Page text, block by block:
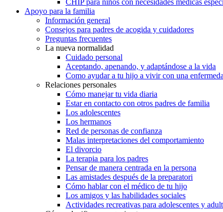
Apoyo para la familia
Información general
Consejos para padres de acogida y cuidadores
Preguntas frecuentes
La nueva normalidad
Cuidado personal
Aceptando, apenando, y adaptándose a la vida
Como ayudar a tu hijo a vivir con una
Relaciones personales
Cómo manejar tu vida diaria
Estar en contacto con otros padres de familia
Los adolescentes
Los hermanos
Red de personas de confianza
Malas interpretaciones del comportamiento
El divorcio
La terapia para los padres
Pensar de manera centrada en la persona
Las amistades después de la preparatori
Cómo hablar con el médico de tu hijo
Los amigos y las habilidades sociales
Actividades recreativas para adolescentes y